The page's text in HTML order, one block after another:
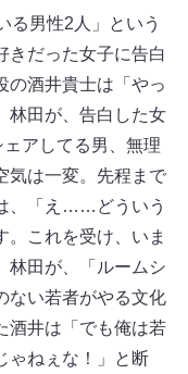
る男性2人」という
きだった女子に告白
の酒井貴士は「やっ
林田が、告白した女
アしてる男、無理
は一変。先程まで
、「え……どういう
。これを受け、いま
林田が、「ルームシ
ない若者がやる文化
酒井は「でも俺は若
ゃねぇな！」と断